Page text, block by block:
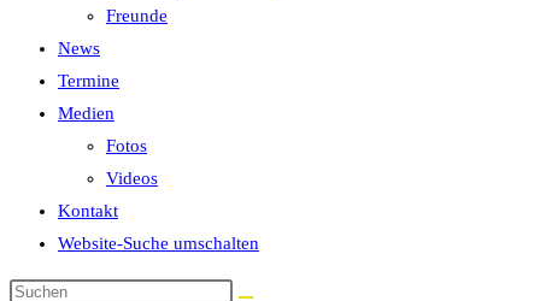
Freunde
News
Termine
Medien
Fotos
Videos
Kontakt
Website-Suche umschalten